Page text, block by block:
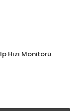
Hızı Monitörü